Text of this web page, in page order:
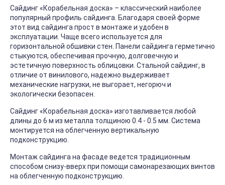
Сайдинг «Корабельная доска» – классический наиболее
популярный профиль сайдинга. Благодаря своей форме
этот вид сайдинга прост в монтаже и удобен в
эксплуатации. Чаще всего используется для
горизонтальной обшивки стен. Панели сайдинга герметично
стыкуются, обеспечивая прочную, долговечную и
эстетичную поверхность облицовки. Стальной сайдинг, в
отличие от винилового, надежно выдерживает
механические нагрузки, не выгорает, негорюч и
экологически безопасен.
Сайдинг «Корабельная доска» изготавливается любой
длины до 6 м из металла толщиною 0.4 - 0.5 мм. Система
монтируется на облегченную вертикальную
подконструкцию.
Монтаж сайдинга на фасаде ведется традиционным
способом снизу-вверх при помощи самонарезающих винтов
на облегченную подконструкцию.